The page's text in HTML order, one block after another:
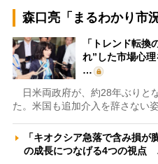
森口亮「まるわかり市
「トレンド転換
れ”した市場心理
…
日米両政府が、約28年ぶりと
た。米国も追加介入を辞さない
「キオクシア急落で含み損
の成長につなげる4つの視